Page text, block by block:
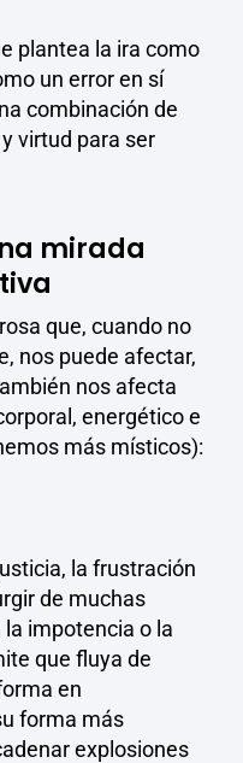
plantea la ira como
un error en sí
combinación de
virtud para ser
mirada
que, cuando no
nos puede afectar,
nos afecta
energético e
más místicos):
la frustración
de muchas
impotencia o la
que fluya de
en
forma más
explosiones